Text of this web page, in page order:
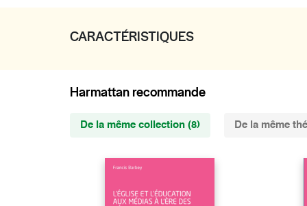
CARACTÉRISTIQUES
Harmattan recommande
De la même collection (8) De la même